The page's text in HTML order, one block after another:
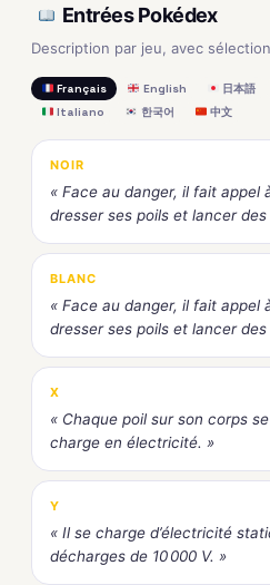
Entrées Pokédex
Description par jeu, avec
Français English 日本語
Italiano
한국어 中文
NOIR
« Face au danger, il fait appel
dresser ses poils et lancer
BLANC
« Face au danger, il fait appel
dresser ses poils et lancer
X
« Chaque poil sur son corps
charge en électricité. »
Y
« Il se charge d’électricité
décharges de 10 000 V. »